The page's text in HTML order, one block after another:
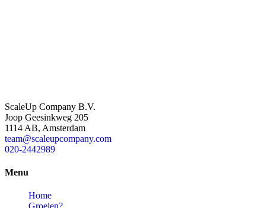
ScaleUp Company B.V.
Joop Geesinkweg 205
1114 AB, Amsterdam
team@scaleupcompany.com
020-2442989
Menu
Home